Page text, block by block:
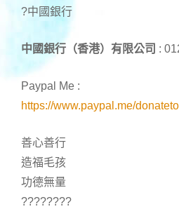
?中國銀行
中國銀行（香港）有限公司 :
Paypal Me :
https://www.paypal.me/
善心善行
造福毛孩
功德無量
????????